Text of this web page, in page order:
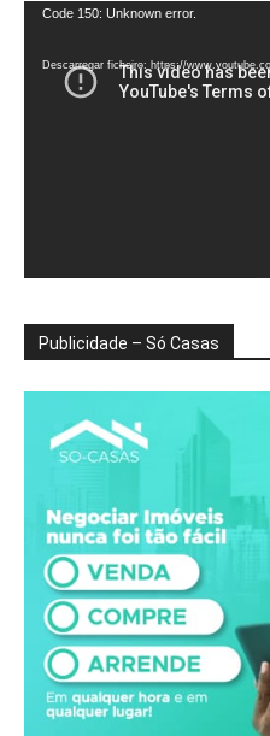
Reprodutor
vídeo
Code 150: Unknown error.
Descarregar ficheiro: https://
Publicidade – Só Casas